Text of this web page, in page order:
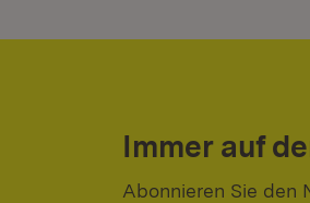
Immer auf
Abonnieren Sie den